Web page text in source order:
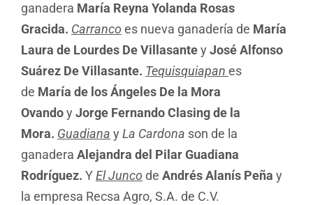
ganadera María Reyna Yolanda Rosas
Gracida. Carranco es nueva ganadería de María
Laura de Lourdes De Villasantey José Alfonso
Suárez De Villasante. Tequisquiapan es
de María de los Ángeles De la Mora
Ovandoy Jorge Fernando Clasing de la
Mora. Guadiana y La Cardona son de la
ganadera Alejandra del Pilar Guadiana
Rodríguez. YEl Junco de Andrés Alanís Peña y
la empresa Recsa Agro, S.A. de C.V.